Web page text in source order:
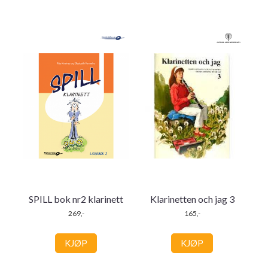
SPILL bok nr2 klarinett
269,-
KJØP
Klarinetten och jag 3
165,-
KJØP